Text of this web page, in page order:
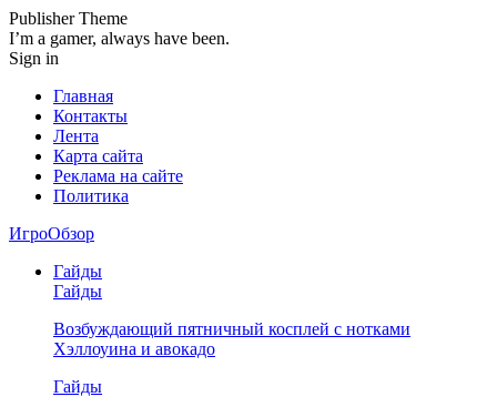
Publisher Theme
I’m a gamer, always have been.
Sign in
Главная
Контакты
Лента
Карта сайта
Реклама на сайте
Политика
ИгроОбзор
Гайды
Гайды
Возбуждающий пятничный косплей с нотками
Хэллоуина и авокадо
Гайды